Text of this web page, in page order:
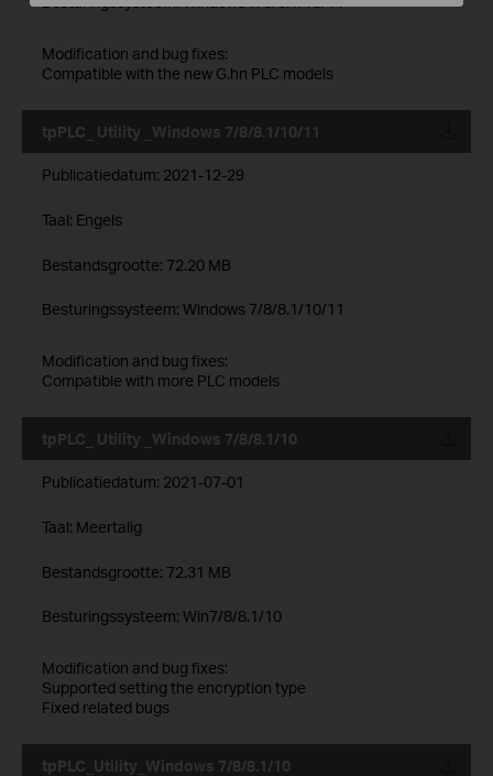
Modification and bug fixes:
Compatible with the new G.hn PLC models
tpPLC_ Utility _Windows 7/8/8.1/10/11
Publicatiedatum: 2021-12-29
Taal: Engels
Bestandsgrootte: 72.20 MB
Besturingssysteem: Windows 7/8/8.1/10/11
Modification and bug fixes:
Compatible with more PLC models
tpPLC_ Utility _Windows 7/8/8.1/10
Publicatiedatum: 2021-07-01
Taal: Meertalig
Bestandsgrootte: 72.31 MB
Besturingssysteem: Win7/8/8.1/10
Modification and bug fixes:
Supported setting the encryption type
Fixed related bugs
tpPLC_Utility_Windows 7/8/8.1/10